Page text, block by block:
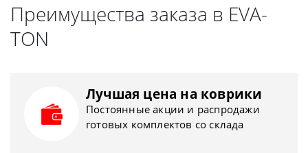
Преимущества заказа в EVA-
TON
Лучшая цена на коврики
Постоянные акции и распродажи
готовых комплектов со склада